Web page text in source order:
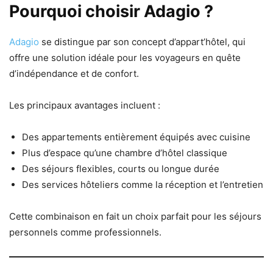
Pourquoi choisir Adagio ?
Adagio se distingue par son concept d’appart’hôtel, qui
offre une solution idéale pour les voyageurs en quête
d’indépendance et de confort.
Les principaux avantages incluent :
Des appartements entièrement équipés avec cuisine
Plus d’espace qu’une chambre d’hôtel classique
Des séjours flexibles, courts ou longue durée
Des services hôteliers comme la réception et l’entretien
Cette combinaison en fait un choix parfait pour les séjours
personnels comme professionnels.